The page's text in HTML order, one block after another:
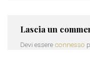
Lascia un
Devi essere connesso